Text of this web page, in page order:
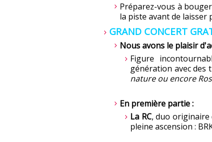
Préparez-vous à
la piste avant de laisser
GRAND CONCERT
Nous avons le plaisir
Figure
génération avec des
nature ou encore
En première partie :
La RC, duo originaire
pleine ascension :